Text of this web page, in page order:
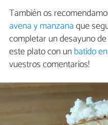
También os
avena y manzanaque
completar un desayuno
este plato con unbatido
vuestros comentarios!